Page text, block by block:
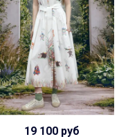
19 100 руб